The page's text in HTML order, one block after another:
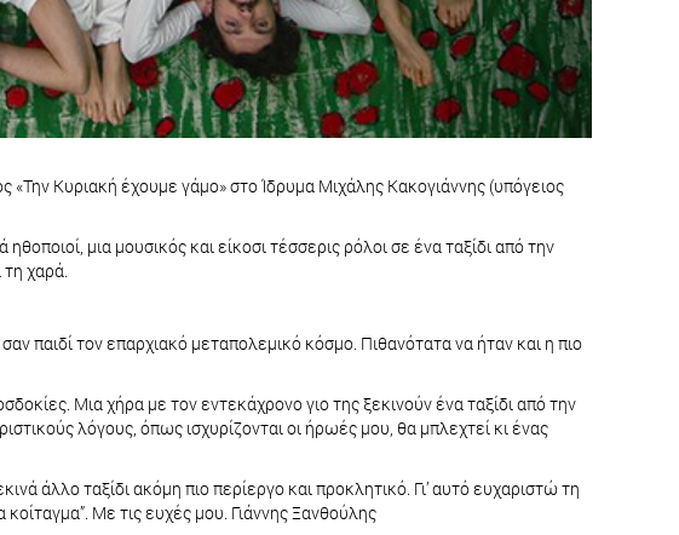
Κυριακή έχουμε γάμο» στο Ίδρυμα Μιχάλης Κακογιάννης (υπόγειος
μια μουσικός και είκοσι τέσσερις ρόλοι σε ένα ταξίδι από την
χαρά.
παιδί τον επαρχιακό μεταπολεμικό κόσμο. Πιθανότατα να ήταν και η πιο
Μια χήρα με τον εντεκάχρονο γιο της ξεκινούν ένα ταξίδι από την
λόγους, όπως ισχυρίζονται οι ήρωές μου, θα μπλεχτεί κι ένας
άλλο ταξίδι ακόμη πιο περίεργο και προκλητικό. Γι’ αυτό ευχαριστώ τη
Με τις ευχές μου. Γιάννης Ξανθούλης